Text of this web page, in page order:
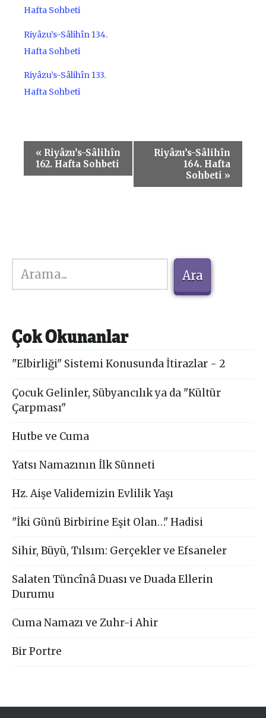
Hafta Sohbeti
Riyâzu’s-Sâlihîn 134.
Hafta Sohbeti
Riyâzu’s-Sâlihîn 133.
Hafta Sohbeti
Etkinlik
« Riyâzu’s-Sâlihîn
162. Hafta Sohbeti
Riyâzu’s-Sâlihîn
164. Hafta
Sohbeti »
Ara
Ara
Çok Okunanlar
"Elbirliği" Sistemi Konusunda İtirazlar - 2
Çocuk Gelinler, Sübyancılık ya da "Kültür
Çarpması"
Hutbe ve Cuma
Yatsı Namazının İlk Sünneti
Hz. Aişe Validemizin Evlilik Yaşı
"İki Günü Birbirine Eşit Olan…" Hadisi
Sihir, Büyü, Tılsım: Gerçekler ve Efsaneler
Salaten Tüncînâ Duası ve Duada Ellerin
Durumu
Cuma Namazı ve Zuhr-i Ahir
Bir Portre